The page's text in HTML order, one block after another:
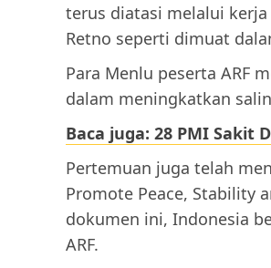
terus diatasi melalui
Retno seperti dimuat
Para Menlu peserta ARF
dalam meningkatkan
Baca juga: 28 PMI Sakit
Pertemuan juga telah
Promote Peace, Stability
dokumen ini, Indonesia
ARF.